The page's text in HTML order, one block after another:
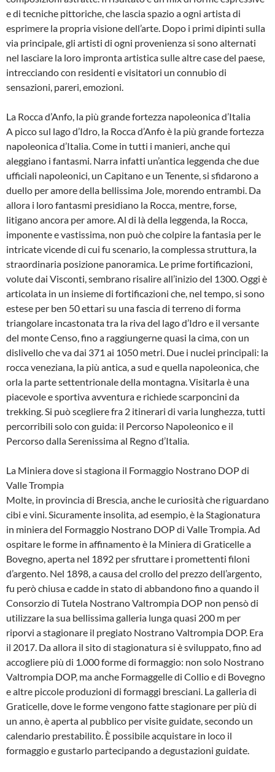
e di tecniche pittoriche, che lascia spazio a ogni artista di
esprimere la propria visione dell’arte. Dopo i primi dipinti sulla
via principale, gli artisti di ogni provenienza si sono alternati
nel lasciare la loro impronta artistica sulle altre case del paese,
intrecciando con residenti e visitatori un connubio di
sensazioni, pareri, emozioni.
La Rocca d’Anfo, la più grande fortezza napoleonica d’Italia
A picco sul lago d’Idro, la Rocca d’Anfo è la più grande fortezza
napoleonica d’Italia. Come in tutti i manieri, anche qui
aleggiano i fantasmi. Narra infatti un’antica leggenda che due
ufficiali napoleonici, un Capitano e un Tenente, si sfidarono a
duello per amore della bellissima Jole, morendo entrambi. Da
allora i loro fantasmi presidiano la Rocca, mentre, forse,
litigano ancora per amore. Al di là della leggenda, la Rocca,
imponente e vastissima, non può che colpire la fantasia per le
intricate vicende di cui fu scenario, la complessa struttura, la
straordinaria posizione panoramica. Le prime fortificazioni,
volute dai Visconti, sembrano risalire all’inizio del 1300. Oggi è
articolata in un insieme di fortificazioni che, nel tempo, si sono
estese per ben 50 ettari su una fascia di terreno di forma
triangolare incastonata tra la riva del lago d’Idro e il versante
del monte Censo, fino a raggiungerne quasi la cima, con un
dislivello che va dai 371 ai 1050 metri. Due i nuclei principali: la
rocca veneziana, la più antica, a sud e quella napoleonica, che
orla la parte settentrionale della montagna. Visitarla è una
piacevole e sportiva avventura e richiede scarponcini da
trekking. Si può scegliere fra 2 itinerari di varia lunghezza, tutti
percorribili solo con guida: il Percorso Napoleonico e il
Percorso dalla Serenissima al Regno d’Italia.
La Miniera dove si stagiona il Formaggio Nostrano DOP di
Valle Trompia
Molte, in provincia di Brescia, anche le curiosità che riguardano
cibi e vini. Sicuramente insolita, ad esempio, è la Stagionatura
in miniera del Formaggio Nostrano DOP di Valle Trompia. Ad
ospitare le forme in affinamento è la Miniera di Graticelle a
Bovegno, aperta nel 1892 per sfruttare i promettenti filoni
d’argento. Nel 1898, a causa del crollo del prezzo dell’argento,
fu però chiusa e cadde in stato di abbandono fino a quando il
Consorzio di Tutela Nostrano Valtrompia DOP non pensò di
utilizzare la sua bellissima galleria lunga quasi 200 m per
riporvi a stagionare il pregiato Nostrano Valtrompia DOP. Era
il 2017. Da allora il sito di stagionatura si è sviluppato, fino ad
accogliere più di 1.000 forme di formaggio: non solo Nostrano
Valtrompia DOP, ma anche Formaggelle di Collio e di Bovegno
e altre piccole produzioni di formaggi bresciani. La galleria di
Graticelle, dove le forme vengono fatte stagionare per più di
un anno, è aperta al pubblico per visite guidate, secondo un
calendario prestabilito. È possibile acquistare in loco il
formaggio e gustarlo partecipando a degustazioni guidate.